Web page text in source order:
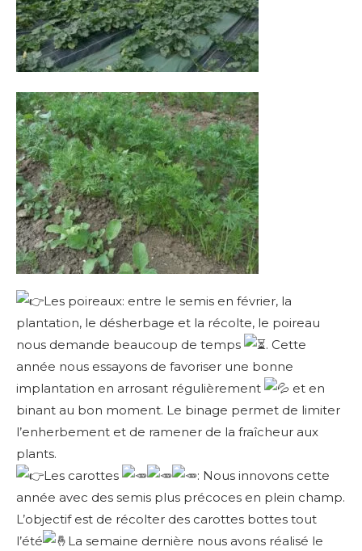
Les poireaux: entre le semis en février, la
plantation, le désherbage et la récolte, le poireau
nous demande beaucoup de temps
. Cette
année nous essayons de favoriser une bonne
implantation en arrosant régulièrement
et en
binant au bon moment. Le binage permet de limiter
l’enherbement et de ramener de la fraîcheur aux
plants.
Les carottes
: Nous innovons cette
année avec des semis plus précoces en plein champ.
L’objectif est de récolter des carottes bottes tout
l’été
La semaine dernière nous avons réalisé le